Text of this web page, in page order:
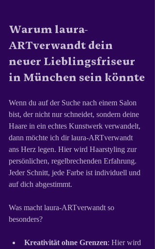
Warum laura-
ARTverwandt dein
neuer Lieblingsfriseur
in München sein könnte
Wenn du auf der Suche nach einem Salon
bist, der nicht nur schneidet, sondern deine
Haare in ein echtes Kunstwerk verwandelt,
dann möchte ich dir laura-ARTverwandt
ans Herz legen. Hier wird Haarstyling zur
persönlichen, regelbrechenden Erfahrung.
Jeder Schnitt, jede Farbe ist individuell und
auf dich abgestimmt.
Was macht laura-ARTverwandt so
besonders?
Kreativität ohne Grenzen: Hier wird